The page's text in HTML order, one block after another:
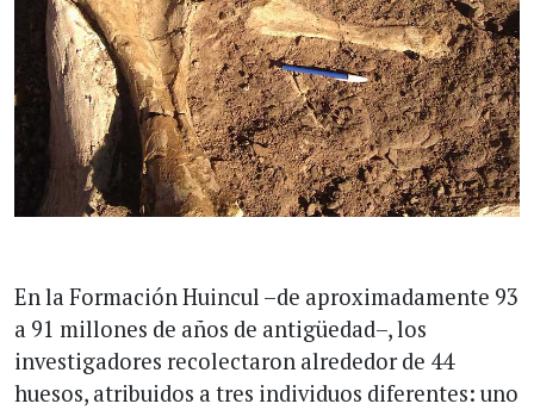
En la Formación Huincul –de aproximadamente 93
a 91 millones de años de antigüedad–, los
investigadores recolectaron alrededor de 44
huesos, atribuidos a tres individuos diferentes: uno